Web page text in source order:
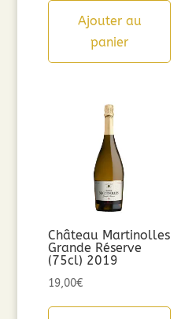
Ajouter au
panier
Château Martinolles
Grande Réserve
(75cl) 2019
19,00€